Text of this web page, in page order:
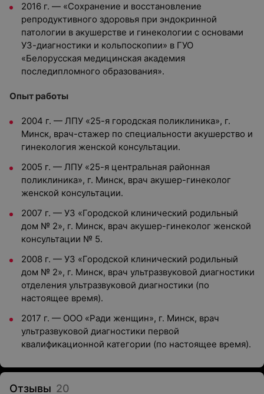
2016 г. — «Сохранение и восстановление
репродуктивного здоровья при эндокринной
патологии в акушерстве и гинекологии с основами
УЗ-диагностики и кольпоскопии» в ГУО
«Белорусская медицинская академия
последипломного образования».
Опыт работы
2004 г. — ЛПУ «25-я городская поликлиника», г.
Минск, врач-стажер по специальности акушерство и
гинекология женской консультации.
2005 г. — ЛПУ «25-я центральная районная
поликлиника», г. Минск, врач акушер-гинеколог
женской консультации.
2007 г. — УЗ «Городской клинический родильный
дом № 2», г. Минск, врач акушер-гинеколог женской
консультации № 5.
2008 г. — УЗ «Городской клинический родильный
дом № 2», г. Минск, врач ультразвуковой диагностики
отделения ультразвуковой диагностики (по
настоящее время).
2017 г. — ООО «Ради женщин», г. Минск, врач
ультразвуковой диагностики первой
квалификационной категории (по настоящее время).
Отзывы 20